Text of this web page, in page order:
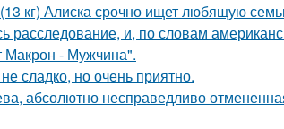
кг) Алиска срочно ищет любящую
расследование, и, по словам
Макрон - Мужчина".
сладко, но очень приятно.
абсолютно несправедливо